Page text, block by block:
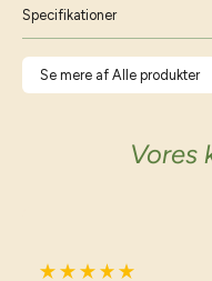
Specifikationer
Se mere af Alle produkter
Vores